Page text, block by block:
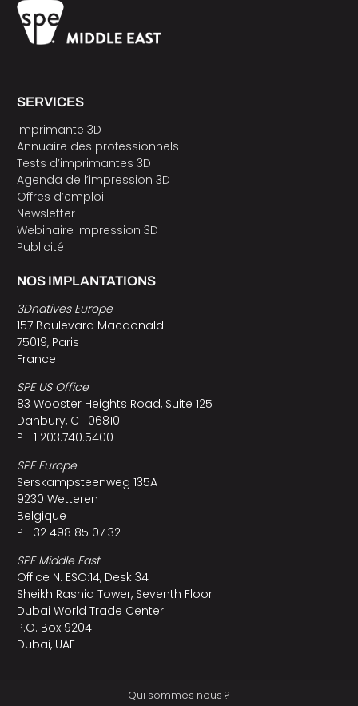
SERVICES
Imprimante 3D
Annuaire des professionnels
Tests d’imprimantes 3D
Agenda de l’impression 3D
Offres d’emploi
Newsletter
Webinaire impression 3D
Publicité
NOS IMPLANTATIONS
3Dnatives Europe
157 Boulevard Macdonald
75019, Paris
France
SPE US Office
83 Wooster Heights Road, Suite 125
Danbury, CT 06810
P +1 203.740.5400
SPE Europe
Serskampsteenweg 135A
9230 Wetteren
Belgique
P +32 498 85 07 32
SPE Middle East
Office N. ESO:14, Desk 34
Sheikh Rashid Tower, Seventh Floor
Dubai World Trade Center
P.O. Box 9204
Dubai, UAE
Qui sommes nous ?